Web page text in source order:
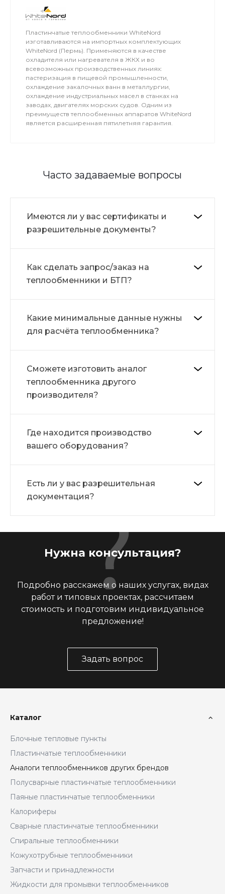
Пластинчатые теплообменники WhiteNord
изготавливаются на импортных комплектующих
WhiteNord (Пермь). Применяются в качестве
охладителя или нагревателя в ЖКХ и во
всевозможных производственных линиях:
пастеризация в пищевой промышленности,
охлаждение закалочных ванн в металлургии,
охлаждение индустриальных масел в станках на
заводах, двигателях морских судов. Одним из
преимуществ теплообменных аппаратов WhiteNord
является расширенная пятилетняя гарантия.
Часто задаваемые вопросы
Имеются ли у вас сертификаты и
разрешительные документы?
Как сделать запрос/заказ на
теплообменники и БТП?
Какие минимальные данные нужны
для расчёта теплообменника?
Сможете изготовить аналог
теплообменника другого
производителя?
Где находится производство
вашего оборудования?
Есть ли у вас разрешительная
документация?
Нужна консультация?
Подробно расскажем о наших услугах, видах
работ и типовых проектах, рассчитаем
стоимость и подготовим индивидуальное
предложение!
Задать вопрос
Каталог
Блочные тепловые пункты
Пластинчатые теплообменники
Аналоги теплообменников других брендов
Полусварные пластинчатые теплообменники
Паяные пластинчатые теплообменники
Калориферы
Сварные пластинчатые теплообменники
Спиральные теплообменники
Кожухотрубные теплообменники
Запчасти и принадлежности
Жидкости для промывки теплообменников